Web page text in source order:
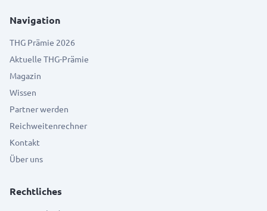
Navigation
THG Prämie 2026
Aktuelle THG-Prämie
Magazin
Wissen
Partner werden
Reichweitenrechner
Kontakt
Über uns
Rechtliches